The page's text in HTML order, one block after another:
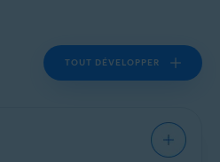
TOUT DÉVELOPPER